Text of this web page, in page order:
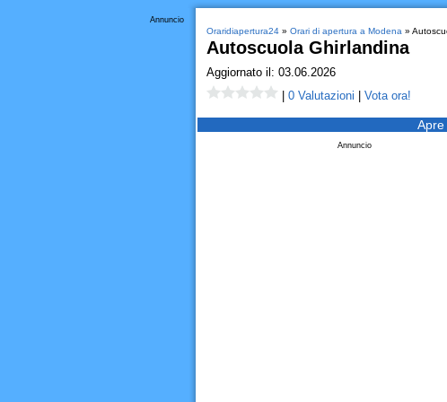
Annuncio
Oraridiapertura24» Orari di apertura a Modena »
Autoscuola Ghirlandina
Aggiornato il: 03.06.2026
0 Valutazioni Vota ora!
Annuncio